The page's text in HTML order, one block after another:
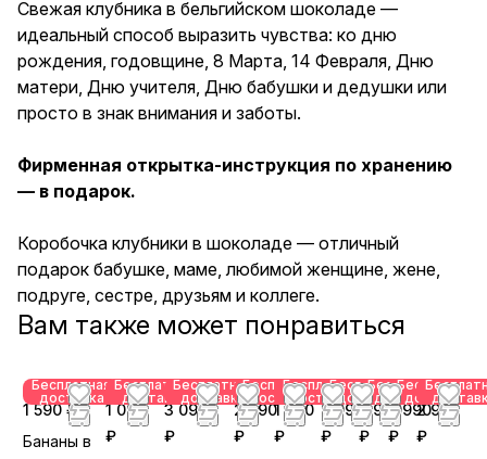
женщине, жене, подруге,
сестре, друзьям и коллеге.
Свежая клубника в бельгийском шоколаде —
идеальный способ выразить чувства: ко дню
рождения, годовщине, 8 Марта, 14 Февраля, Дню
матери, Дню учителя, Дню бабушки и дедушки или
просто в знак внимания и заботы.
Фирменная открытка-инструкция по хранению
— в подарок.
Коробочка клубники в шоколаде — отличный
подарок бабушке, маме, любимой женщине, жене,
подруге, сестре, друзьям и коллеге.
Вам также может понравиться
Бесплатная
доставка
1 590 ₽
Бананы в
Бесплатная
доставка
1 090
₽
Бесплатная
доставка
3 090
₽
Бесплатная
доставка
2 990
₽
Бесплатная
доставка
1 790
₽
Бесплатная
доставка
2 990
₽
Бесплатная
доставка
2 990
₽
Бесплатная
доставка
2 990
₽
2 990
₽